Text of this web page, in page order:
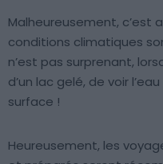
Malheureusement, c’est
conditions climatiques
n’est pas surprenant,
d’un lac gelé, de voir
surface !
Heureusement, les